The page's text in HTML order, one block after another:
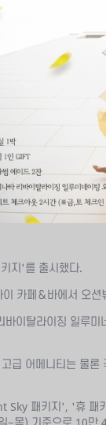
지'를 출시했다.
카페＆바에서 오
이탈라이징 일루
급 어메니티는
패키지', '휴 패